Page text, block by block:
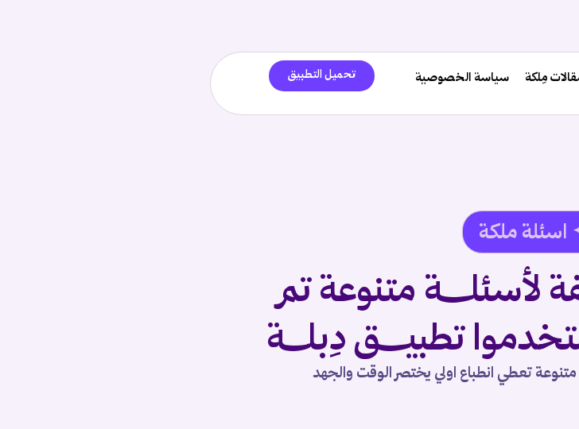
مِلكة سياسة الخصوصية تحميل التطبيق
ملكة
لأسئلــــة متنوعة تم
تطبيــــق دِبلـــة
تعطي انطباع اولي يختصر الوقت والجهد